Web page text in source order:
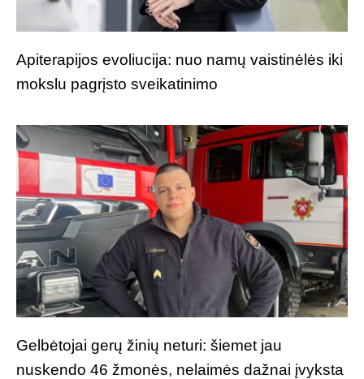
Apiterapijos evoliucija: nuo namų vaistinėlės iki
mokslu pagrįsto sveikatinimo
Gelbėtojai gerų žinių neturi: šiemet jau
nuskendo 46 žmonės, nelaimės dažnai įvyksta